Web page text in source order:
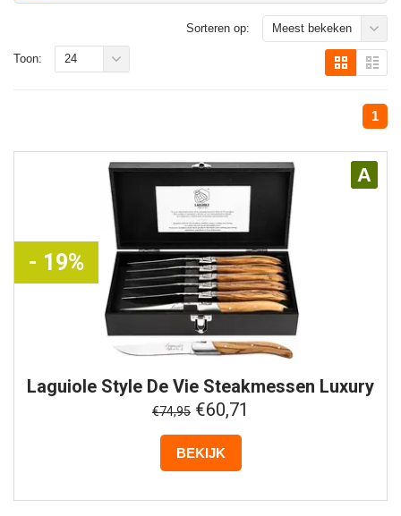
Sorteren op: Meest bekeken
1
Toon: 24
A
- 19%
Laguiole Style De Vie Steakmessen Luxury
Line - 6-delig
€74,95 €60,71
BEKIJK